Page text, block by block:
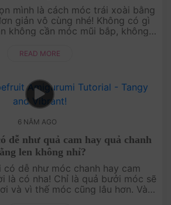
mình là cách móc trái xoài bằng
giản vô cùng nhé! Không có gì
không cần móc mũi bắp, không
READ MORE
6 NĂM AGO
dễ như quả cam hay quả chanh
len không nhỉ?
dễ như móc chanh hay cam
là có nha! Chỉ là quả bưởi móc sẽ
và vì thế móc cũng lâu hơn. Và